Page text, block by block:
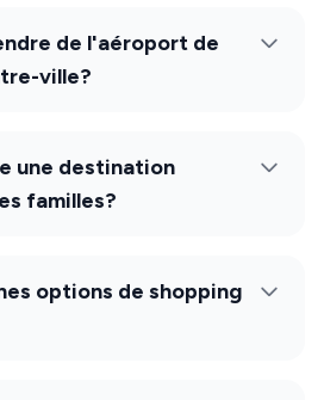
de l'aéroport de
ville?
une destination
familles?
options de shopping